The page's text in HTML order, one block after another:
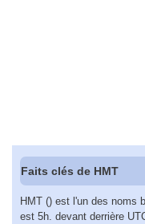
Faits clés de HMT
HMT () est l'un des noms
est 5h. devant derrière